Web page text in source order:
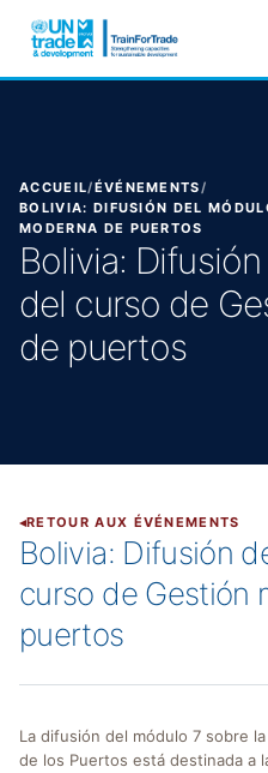
ACCUEIL/ÉVÉNEMENTS/
BOLIVIA: DIFUSIÓN DEL
MODERNA DE PUERTOS
Bolivia:
del curso de
de puertos
RETOUR AUX ÉVÉNEMENTS
Bolivia: Difusión
curso de Gestión
puertos
La difusión del módulo 7 sobre
de los Puertos está destinada a